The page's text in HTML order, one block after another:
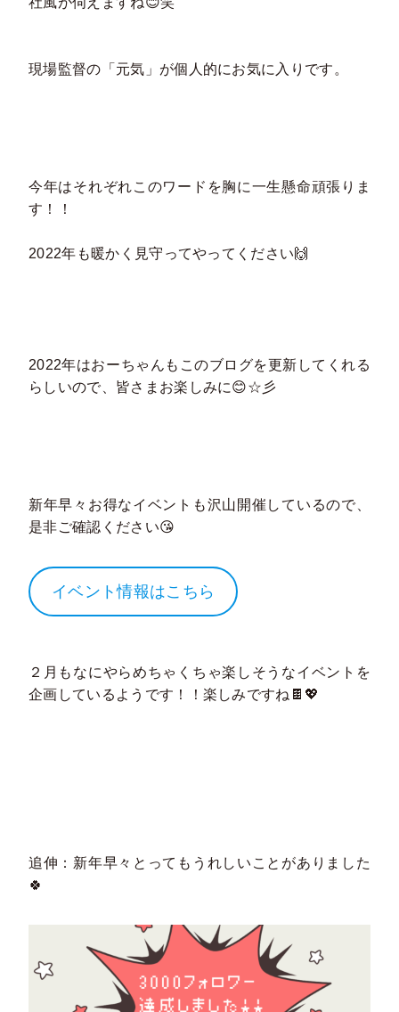
現場監督の「元気」が個人的にお気に入りです。
今年はそれぞれこのワードを胸に一生懸命頑張りま
す！！
2022年も暖かく見守ってやってください🙌
2022年はおーちゃんもこのブログを更新してくれる
らしいので、皆さまお楽しみに😊☆彡
新年早々お得なイベントも沢山開催しているので、
是非ご確認ください😘
イベント情報はこちら
２月もなにやらめちゃくちゃ楽しそうなイベントを
企画しているようです！！楽しみですね🍫💖
追伸：新年早々とってもうれしいことがありました
🍀